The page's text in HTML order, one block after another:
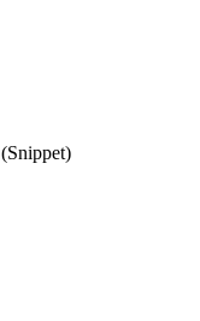
(Snippet)